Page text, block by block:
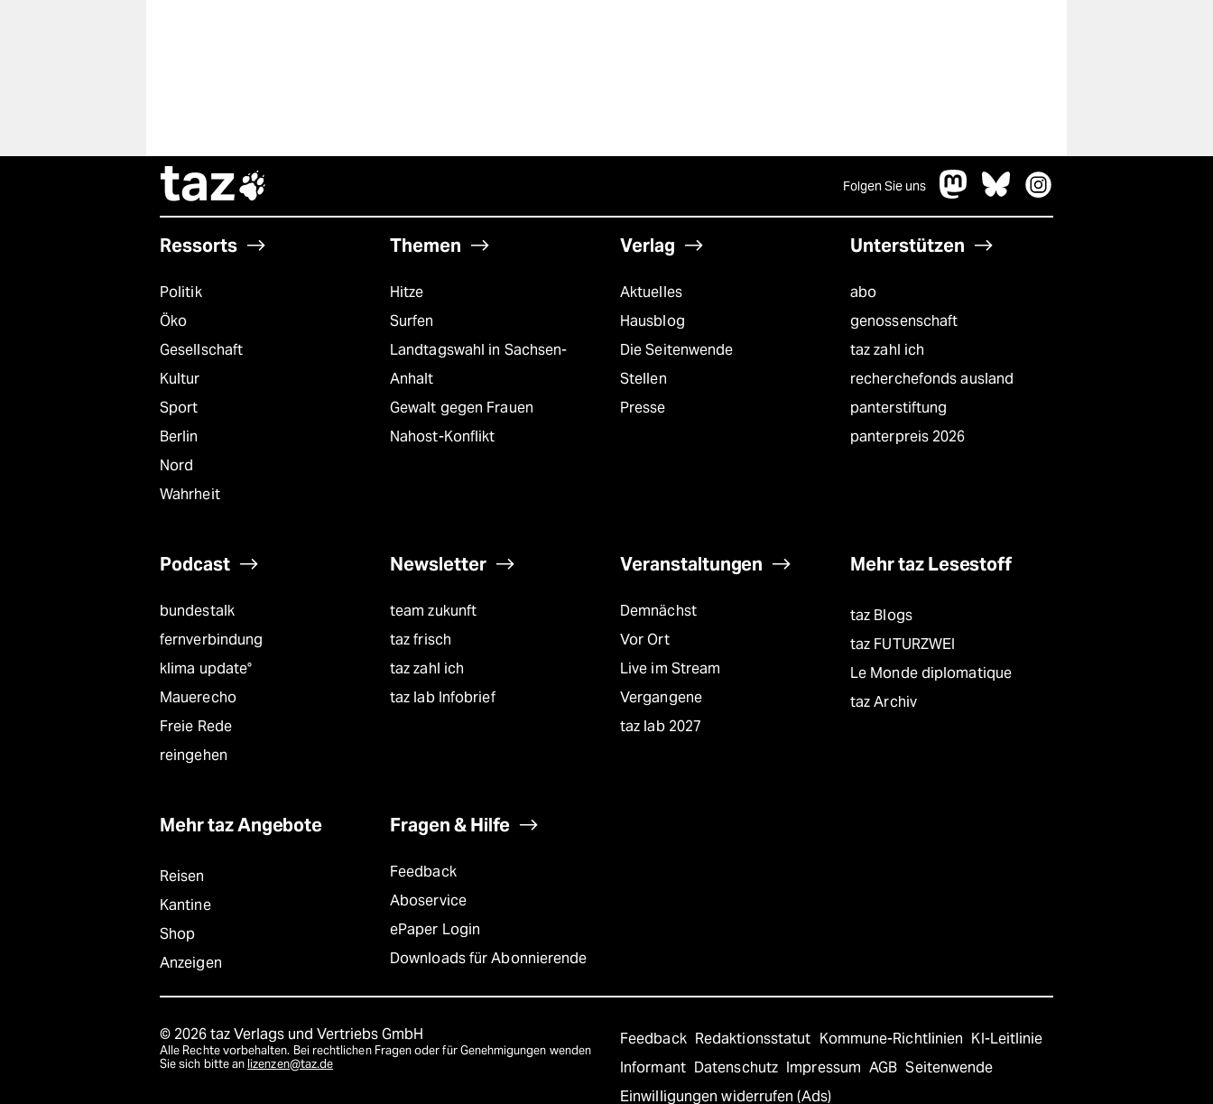
taz Folgen Sie uns
Ressorts
Politik
Öko
Gesellschaft
Kultur
Sport
Berlin
Nord
Wahrheit
Themen
Hitze
Surfen
Landtagswahl in Sachsen-
Anhalt
Gewalt gegen Frauen
Nahost-Konflikt
Verlag
Aktuelles
Hausblog
Die Seitenwende
Stellen
Presse
Unterstützen
abo
genossenschaft
taz zahl ich
recherchefonds ausland
panterstiftung
panterpreis 2026
Podcast
bundestalk
fernverbindung
klima update°
Mauerecho
Freie Rede
reingehen
Newsletter
team zukunft
taz frisch
taz zahl ich
taz lab Infobrief
Veranstaltungen
Demnächst
Vor Ort
Live im Stream
Vergangene
taz lab 2027
Mehr taz Lesestoff
taz Blogs
taz FUTURZWEI
Le Monde diplomatique
taz Archiv
Mehr taz Angebote
Reisen
Kantine
Shop
Anzeigen
Fragen & Hilfe
Feedback
Aboservice
ePaper Login
Downloads für Abonnierende
© 2026 taz Verlags und Vertriebs GmbH
Alle Rechte vorbehalten. Bei rechtlichen Fragen oder für Genehmigungen wenden
Sie sich bitte an lizenzen@taz.de
Feedback Redaktionsstatut Kommune-Richtlinien KI-Leitlinie
Informant Datenschutz Impressum AGB Seitenwende
Einwilligungen widerrufen (Ads)